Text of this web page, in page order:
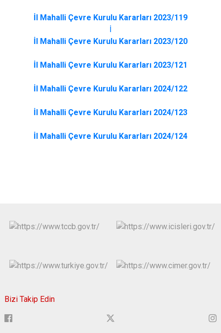
İl Mahalli Çevre Kurulu Kararları 2023/119
İ
İl Mahalli Çevre Kurulu Kararları 2023/120
İl Mahalli Çevre Kurulu Kararları 2023/121
İl Mahalli Çevre Kurulu Kararları 2024/122
İl Mahalli Çevre Kurulu Kararları 2024/123
İl Mahalli Çevre Kurulu Kararları 2024/124
Bizi Takip Edin